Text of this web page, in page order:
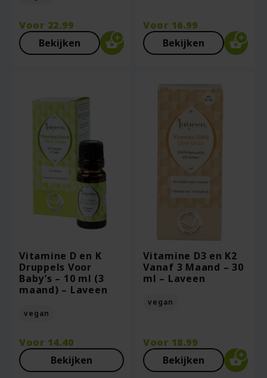
Voor 22.99
Bekijken
Voor 16.99
Bekijken
Vitamine D en K
Druppels Voor
Baby’s – 10 ml (3
maand) – Laveen
vegan
Voor 14.40
Bekijken
Vitamine D3 en K2
Vanaf 3 Maand – 30
ml – Laveen
vegan
Voor 18.99
Bekijken